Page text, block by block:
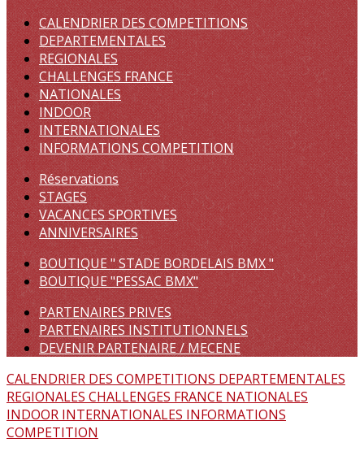
CALENDRIER DES COMPETITIONS
DEPARTEMENTALES
REGIONALES
CHALLENGES FRANCE
NATIONALES
INDOOR
INTERNATIONALES
INFORMATIONS COMPETITION
Réservations
STAGES
VACANCES SPORTIVES
ANNIVERSAIRES
BOUTIQUE " STADE BORDELAIS BMX "
BOUTIQUE "PESSAC BMX"
PARTENAIRES PRIVES
PARTENAIRES INSTITUTIONNELS
DEVENIR PARTENAIRE / MECENE
CALENDRIER DES COMPETITIONS DEPARTEMENTALES
REGIONALES CHALLENGES FRANCE NATIONALES
INDOOR INTERNATIONALES INFORMATIONS
COMPETITION